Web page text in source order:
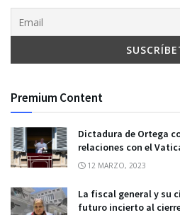
Premium Content
Dictadura de Ortega
relaciones con el
12 MARZO, 2023
La fiscal general y su
futuro incierto al